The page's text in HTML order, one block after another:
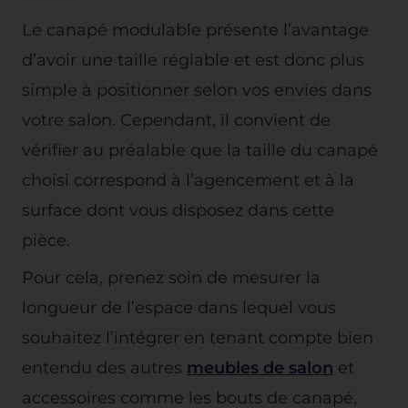
Le canapé modulable présente l’avantage
d’avoir une taille réglable et est donc plus
simple à positionner selon vos envies dans
votre salon. Cependant, il convient de
vérifier au préalable que la taille du canapé
choisi correspond à l’agencement et à la
surface dont vous disposez dans cette
pièce.
Pour cela, prenez soin de mesurer la
longueur de l’espace dans lequel vous
souhaitez l’intégrer en tenant compte bien
entendu des autres meubles de salon et
accessoires comme les bouts de canapé,